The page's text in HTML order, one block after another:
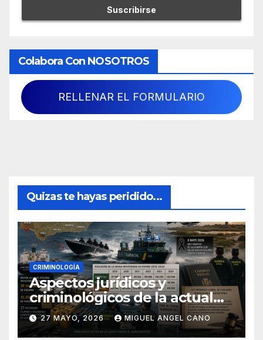
Colabora Con NOSOTROS
RELLENAR EL FORMULARIO
Quizas te hayas peridido...
CRIMINOLOGÍA
Aspectos jurídicos y
criminológicos de la actual
lucha contra el narcotráfico
en el sur de España
27 MAYO, 2026 MIGUEL ANGEL CANO